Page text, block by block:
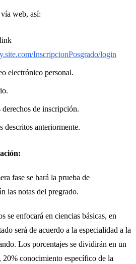
web, así:
InscripcionPosgrado/login
electrónico personal.
de inscripción.
descritos anteriormente.
fase se hará la prueba de
las notas del pregrado.
se enfocará en ciencias básicas, en
será de acuerdo a la especialidad a la
Los porcentajes se dividirán en un
conocimiento específico de la